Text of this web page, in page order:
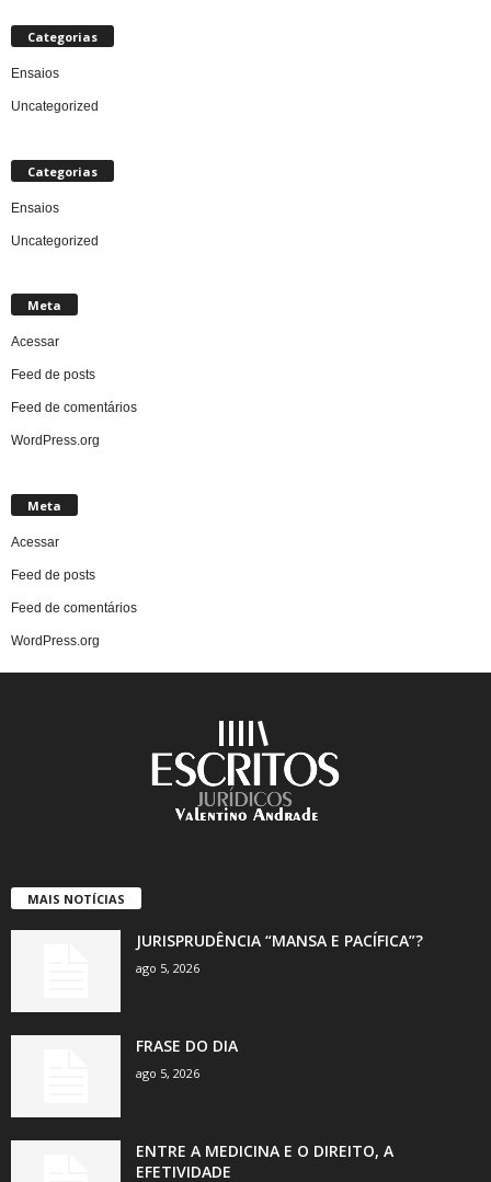
Categorias
Ensaios
Uncategorized
Categorias
Ensaios
Uncategorized
Meta
Acessar
Feed de posts
Feed de comentários
WordPress.org
Meta
Acessar
Feed de posts
Feed de comentários
WordPress.org
MAIS NOTÍCIAS
JURISPRUDÊNCIA “MANSA E PACÍFICA”?
ago 5, 2026
FRASE DO DIA
ago 5, 2026
ENTRE A MEDICINA E O DIREITO, A
EFETIVIDADE